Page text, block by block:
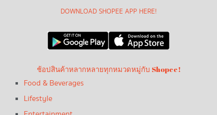
DOWNLOAD SHOPEE APP HERE!
ช้อปสินค้าหลากหลายทุกหมวดหมู่กับ Shopee!
Food & Beverages
Lifestyle